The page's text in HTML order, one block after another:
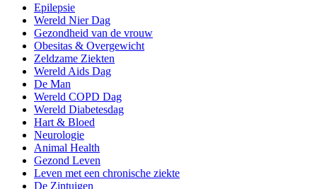
Epilepsie
Wereld Nier Dag
Gezondheid van de vrouw
Obesitas & Overgewicht
Zeldzame Ziekten
Wereld Aids Dag
De Man
Wereld COPD Dag
Wereld Diabetesdag
Hart & Bloed
Neurologie
Animal Health
Gezond Leven
Leven met een chronische ziekte
De Zintuigen